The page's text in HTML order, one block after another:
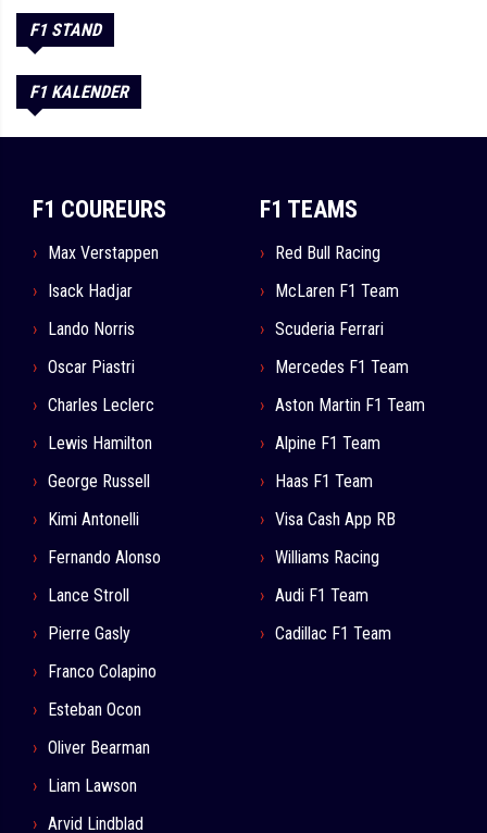
F1 STAND
F1 KALENDER
F1 COUREURS
Max Verstappen
Isack Hadjar
Lando Norris
Oscar Piastri
Charles Leclerc
Lewis Hamilton
George Russell
Kimi Antonelli
Fernando Alonso
Lance Stroll
Pierre Gasly
Franco Colapino
Esteban Ocon
Oliver Bearman
Liam Lawson
Arvid Lindblad
F1 TEAMS
Red Bull Racing
McLaren F1 Team
Scuderia Ferrari
Mercedes F1 Team
Aston Martin F1 Team
Alpine F1 Team
Haas F1 Team
Visa Cash App RB
Williams Racing
Audi F1 Team
Cadillac F1 Team